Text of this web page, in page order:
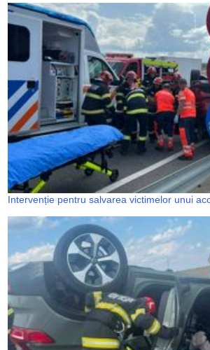
Intervenție pentru salvarea victimelor unui